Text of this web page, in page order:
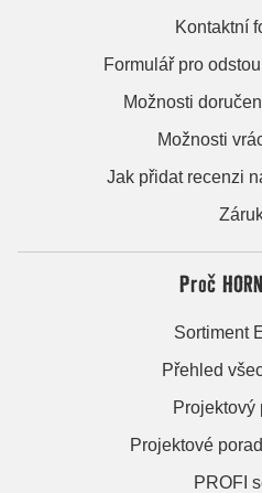
Kontaktní
Formulář pro
Možnosti
Možnosti
Jak přidat recenzi
Proč
Sortiment
Přehled
Projektový
Projektové
PROFI